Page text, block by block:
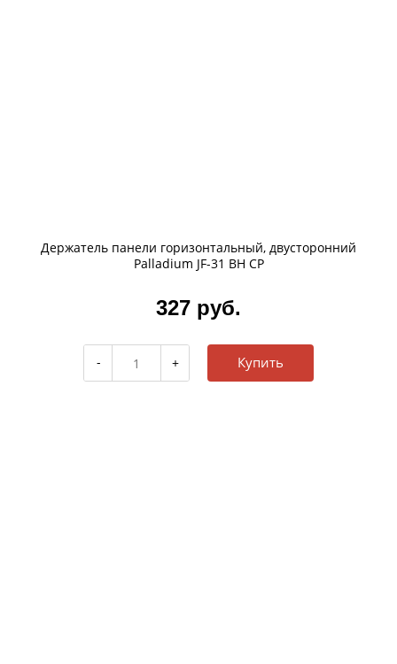
Держатель панели горизонтальный, двусторонний
Palladium JF-31 BH CP
327 руб.
Купить